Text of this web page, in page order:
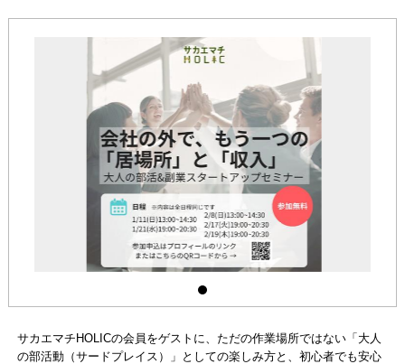
サカエマチHOLICの会員をゲストに、ただの作業場所ではない「大人
の部活動（サードプレイス）」としての楽しみ方と、初心者でも安心